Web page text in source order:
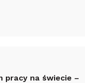
pracy na świecie –